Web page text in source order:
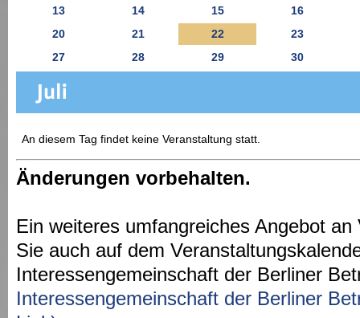
13
14 15
16
20
21 22
23
27
28 29 30
An diesem Tag findet keine Veranstaltung statt.
Änderungen vorbehalten.
Ein weiteres umfangreiches Angebot
Sie auch auf dem
Interessengemeinschaft der Berliner
Interessengemeinschaft der Berliner